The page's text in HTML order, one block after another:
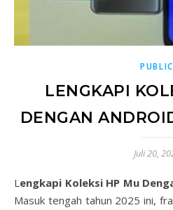
PUBLIC
LENGKAPI
DENGAN
Juli 20,
Lengkapi Koleksi HP Mu
Masuk tengah tahun 2025 ini,